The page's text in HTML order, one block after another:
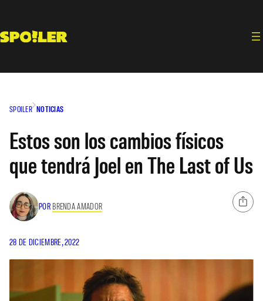
contenido
SPOILER NOTICIAS
Estos son los cambios físicos
que tendrá Joel en The Last of Us
POR BRENDA AMADOR
28 DE DICIEMBRE, 2022